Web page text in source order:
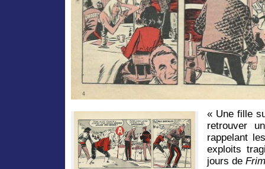
« Une fille
retrouver
rappelant
exploits
jours de